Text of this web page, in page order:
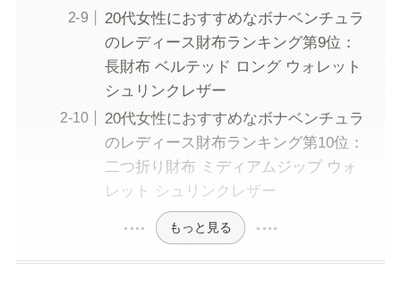
20代女性におすすめなボナベンチュラ
のレディース財布ランキング第9位：
長財布 ベルテッド ロング ウォレット
シュリンクレザー
20代女性におすすめなボナベンチュラ
のレディース財布ランキング第10位：
二つ折り財布 ミディアムジップ ウォ
レット シュリンクレザー
もっと見る